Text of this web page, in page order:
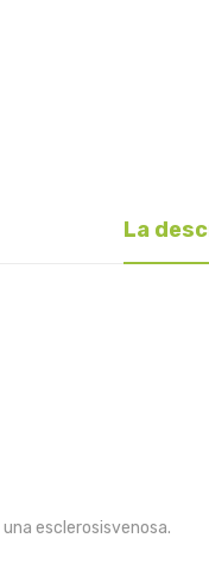
La
una esclerosisvenosa.